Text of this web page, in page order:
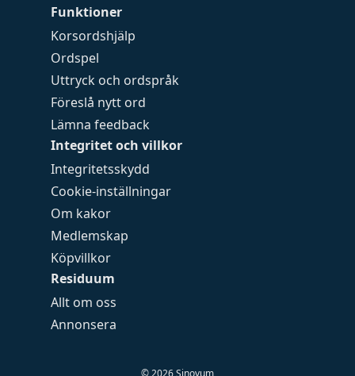
Funktioner
Korsordshjälp
Ordspel
Uttryck och ordspråk
Föreslå nytt ord
Lämna feedback
Integritet och villkor
Integritetsskydd
Cookie-inställningar
Om kakor
Medlemskap
Köpvillkor
Residuum
Allt om oss
Annonsera
© 2026Sinovum